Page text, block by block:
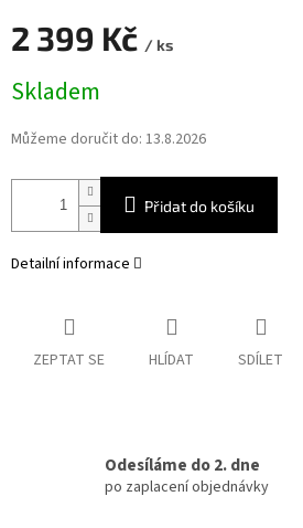
2 399 Kč / ks
cena:
Skladem
Můžeme doručit do: 13.8.2026
Přidat do košíku
Detailní informace
ZEPTAT SE HLÍDAT SDÍLET
Odesíláme do 2. dne
po zaplacení objednávky